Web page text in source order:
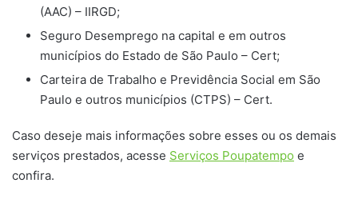
(AAC) – IIRGD;
Seguro Desemprego na capital e em outros
municípios do Estado de São Paulo – Cert;
Carteira de Trabalho e Previdência Social em São
Paulo e outros municípios (CTPS) – Cert.
Caso deseje mais informações sobre esses ou os demais
serviços prestados, acesse Serviços Poupatempo e
confira.